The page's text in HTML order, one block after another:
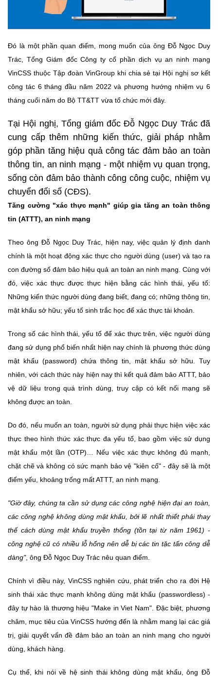
Tin địa phương
Bưu chính, Viễn thông
Tiêu chuẩn, đo lường, chất lượng
Năng lượng nguyên tử
Ảnh
Nhiệm vụ trọng tâm
Vietnamese English
BỘ KHOA HỌC VÀ CÔNG NGHỆ
MINISTRY OF SCIENCE AND TECHNOLOGY
Điều khoản sử dụng Theo dõi MST: Góp ý
Chịu trách nhiệm nội dung: Nguyễn Thị Hải Hằng
Giám đốc Trung tâm Truyền thông Khoa học và Công nghệ.
Liên hệ
Địa chỉ: Ban Biên tập Cổng TTĐT - 18 Nguyễn Du, TP. Hà Nội
Email: stc@mst.gov.vn
©2026 Bản quyền thuộc Bộ Khoa Học và Công Nghệ
website này)
Đó là một phần quan điểm, mong muốn của ông Đỗ Ngọc Duy
Trác, Tổng Giám đốc Công ty cổ phần dịch vụ an ninh mạng
VinCSS thuộc Tập đoàn VinGroup khi chia sẻ tại Hội nghị sơ kết
công tác 6 tháng đầu năm 2022 và phương hướng nhiệm vụ 6
tháng cuối năm do Bộ TT&TT vừa tổ chức mới đây.
Tại Hội nghị, Tổng giám đốc Đỗ Ngọc Duy Trác đã
cung cấp thêm những kiến thức, giải pháp nhằm
góp phần tăng hiệu quả công tác đảm bảo an toàn
thông tin, an ninh mạng - một nhiệm vụ quan trọng,
sống còn đảm bảo thành công công cuộc, nhiệm vụ
chuyển đổi số (CĐS).
Tăng cường "xác thực mạnh" giúp gia tăng an toàn thông
tin (ATTT), an ninh mạng
Theo ông Đỗ Ngọc Duy Trác, hiện nay, việc quản lý định danh
chính là một hoạt động xác thực cho người dùng (user) và tạo ra
con đường số đảm bảo hiệu quả an toàn an ninh mạng. Cùng với
đó, việc xác thực được thực hiện bằng các hình thái, yếu tố:
Những kiến thức người dùng đang biết, đang có; những thông tin,
mật khẩu sở hữu; yếu tố sinh trắc học để xác thực tài khoản.
Trong số các hình thái, yếu tố để xác thực trên, việc người dùng
đang sử dụng phổ biến nhất hiện nay chính là phương thức dùng
mật khẩu (password) chứa thông tin, mật khẩu sở hữu. Tuy
nhiên, với cách thức này hiện nay thì kết quả đảm bảo ATTT, bảo
vệ dữ liệu trong quá trình dùng, truy cập có kết nối mạng sẽ
không được an toàn.
Do đó, nếu muốn an toàn, người sử dụng phải thực hiện việc xác
thực theo hình thức xác thực đa yếu tố, bao gồm việc sử dụng
mật khẩu một lần (OTP)… Nếu việc xác thực không đủ mạnh,
chặt chẽ và không có sức mạnh bảo vệ "kiên cố" - đây sẽ là một
điểm yếu, khoảng trống mất ATTT, an ninh mạng.
"Giờ đây, chúng ta cần sử dụng các công nghệ hiện đại an toàn,
các công nghệ không dùng mật khẩu, bởi lẽ nhất thiết phải thay
thế cách dùng mật khẩu truyền thống (tồn tại từ năm 1961) -
công nghệ cũ có nhiều lỗ hổng nên dễ bị các tin tặc tấn công dễ
dàng", ông Đỗ Ngọc Duy Trác nêu quan điểm.
Chính vì điều này, VinCSS nghiên cứu, phát triển cho ra đời Hệ
sinh thái xác thực mạnh không dùng mật khẩu (passwordless) -
đây tự hào là thương hiệu "Make in Viet Nam". Đặc biệt, phương
châm, mục tiêu của VinCSS hướng đến là nhằm mang lại các giá
trị, giải quyết vấn đề đảm bảo an toàn an ninh mạng cho người
dùng, khách hàng.
Cụ thể, khi nói về hệ sinh thái không dùng mật khẩu, ông Đỗ